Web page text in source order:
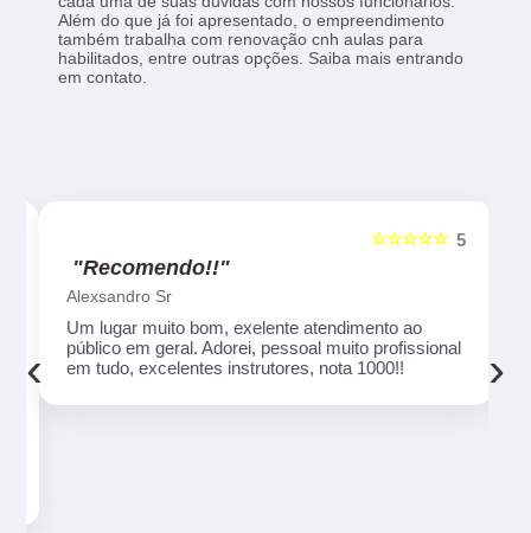
Além do que já foi apresentado, o empreendimento
também trabalha com renovação cnh aulas para
habilitados, entre outras opções. Saiba mais entrando
em contato.
5
☆☆☆☆☆
"Recomendo!!"
Alexsandro Sr
Um lugar muito bom, exelente atendimento ao
público em geral. Adorei, pessoal muito profissional
em tudo, excelentes instrutores, nota 1000!!
‹ ›